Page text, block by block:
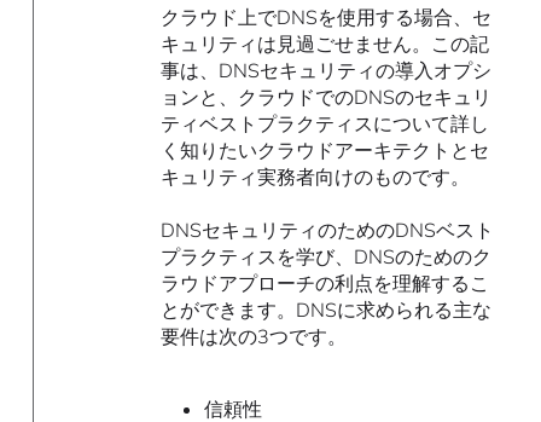
クラウド上でDNSを使用する場合、セ
キュリティは見過ごせません。この記
事は、DNSセキュリティの導入オプシ
ョンと、クラウドでのDNSのセキュリ
ティベストプラクティスについて詳し
く知りたいクラウドアーキテクトとセ
キュリティ実務者向けのものです。
DNSセキュリティのためのDNSベスト
プラクティスを学び、DNSのためのク
ラウドアプローチの利点を理解するこ
とができます。DNSに求められる主な
要件は次の3つです。
信頼性